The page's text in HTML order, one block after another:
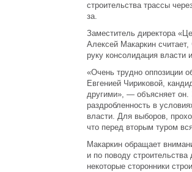
строительства трассы
за.
Заместитель директора
Алексей Макаркин
руку консолидация власти
«Очень трудно оппозиции
Евгенией Чириковой,
другими», — объясняет он.
раздробленность в
власти. Для выборов,
что перед вторым туром
Макаркин обращает
и по поводу
некоторые сторонники